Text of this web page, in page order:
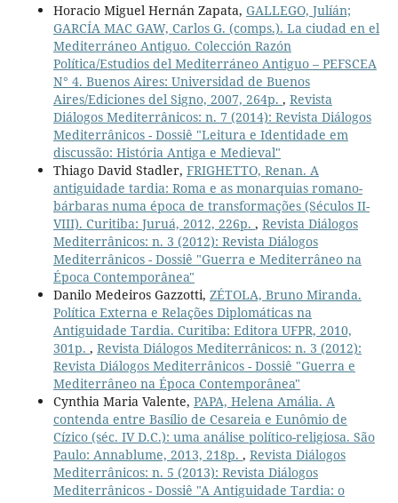
Horacio Miguel Hernán Zapata, GALLEGO, Julíán;
GARCÍA MAC GAW, Carlos G. (comps.). La ciudad en el
Mediterráneo Antiguo. Colección Razón
Política/Estudios del Mediterráneo Antiguo – PEFSCEA
N° 4. Buenos Aires: Universidad de Buenos
Aires/Ediciones del Signo, 2007, 264p. , Revista
Diálogos Mediterrânicos: n. 7 (2014): Revista Diálogos
Mediterrânicos - Dossiê "Leitura e Identidade em
discussão: História Antiga e Medieval"
Thiago David Stadler, FRIGHETTO, Renan. A
antiguidade tardia: Roma e as monarquias romano-
bárbaras numa época de transformações (Séculos II-
VIII). Curitiba: Juruá, 2012, 226p. , Revista Diálogos
Mediterrânicos: n. 3 (2012): Revista Diálogos
Mediterrânicos - Dossiê "Guerra e Mediterrâneo na
Época Contemporânea"
Danilo Medeiros Gazzotti, ZÉTOLA, Bruno Miranda.
Política Externa e Relações Diplomáticas na
Antiguidade Tardia. Curitiba: Editora UFPR, 2010,
301p. , Revista Diálogos Mediterrânicos: n. 3 (2012):
Revista Diálogos Mediterrânicos - Dossiê "Guerra e
Mediterrâneo na Época Contemporânea"
Cynthia Maria Valente, PAPA, Helena Amália. A
contenda entre Basílio de Cesareia e Eunômio de
Cízico (séc. IV D.C.): uma análise político-religiosa. São
Paulo: Annablume, 2013, 218p. , Revista Diálogos
Mediterrânicos: n. 5 (2013): Revista Diálogos
Mediterrânicos - Dossiê "A Antiguidade Tardia: o